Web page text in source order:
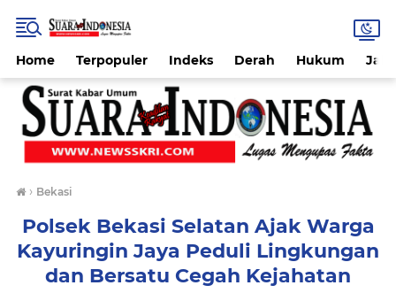
Home Terpopuler Indeks Derah Hukum
› Bekasi
Polsek Bekasi Selatan Ajak Warga
Kayuringin Jaya Peduli Lingkungan
dan Bersatu Cegah Kejahatan